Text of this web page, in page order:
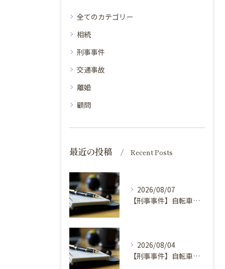
全てのカテゴリー
相続
刑事事件
交通事故
離婚
顧問
最近の投稿 Recent Posts
2026/08/07
【刑事事件】自転車窃盗事件の弁護士を選ぶ基準①
2026/08/04
【刑事事件】自転車窃盗で弁護士に依頼するべき場合の理由④